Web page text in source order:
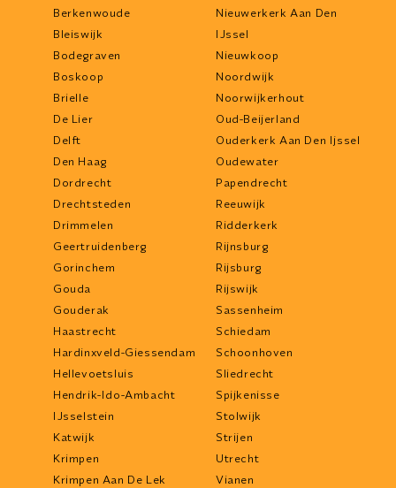
Berkenwoude
Bleiswijk
Bodegraven
Boskoop
Brielle
De Lier
Delft
Den Haag
Dordrecht
Drechtsteden
Drimmelen
Geertruidenberg
Gorinchem
Gouda
Gouderak
Haastrecht
Hardinxveld-Giessendam
Hellevoetsluis
Hendrik-Ido-Ambacht
IJsselstein
Katwijk
Krimpen
Krimpen Aan De Lek
Nieuwerkerk Aan Den
IJssel
Nieuwkoop
Noordwijk
Noorwijkerhout
Oud-Beijerland
Ouderkerk Aan Den Ijssel
Oudewater
Papendrecht
Reeuwijk
Ridderkerk
Rijnsburg
Rijsburg
Rijswijk
Sassenheim
Schiedam
Schoonhoven
Sliedrecht
Spijkenisse
Stolwijk
Strijen
Utrecht
Vianen